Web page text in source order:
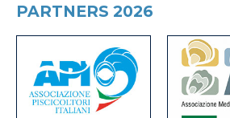
PARTNERS 2026